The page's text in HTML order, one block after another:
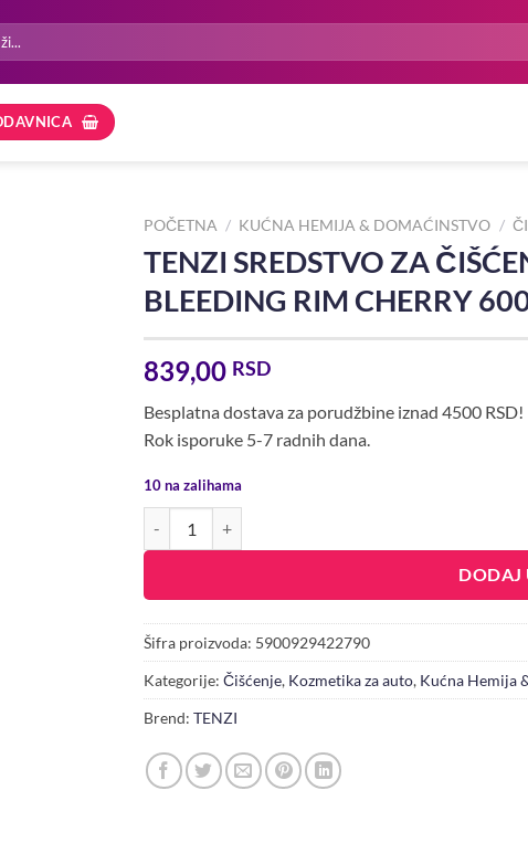
POČETNA / KUĆNA HEMIJA & DOMAĆINSTVO /
TENZI SREDSTVO ZA
BLEEDING RIM CHERRY
839,00 RSD
Besplatna dostava za porudžbine iznad 4500 RSD!
Rok isporuke 5-7 radnih dana.
10 na zalihama
DODAJ
Šifra proizvoda: 5900929422790
Kategorije:Čišćenje, Kozmetika za auto, Kućna Hemija
Brend:TENZI